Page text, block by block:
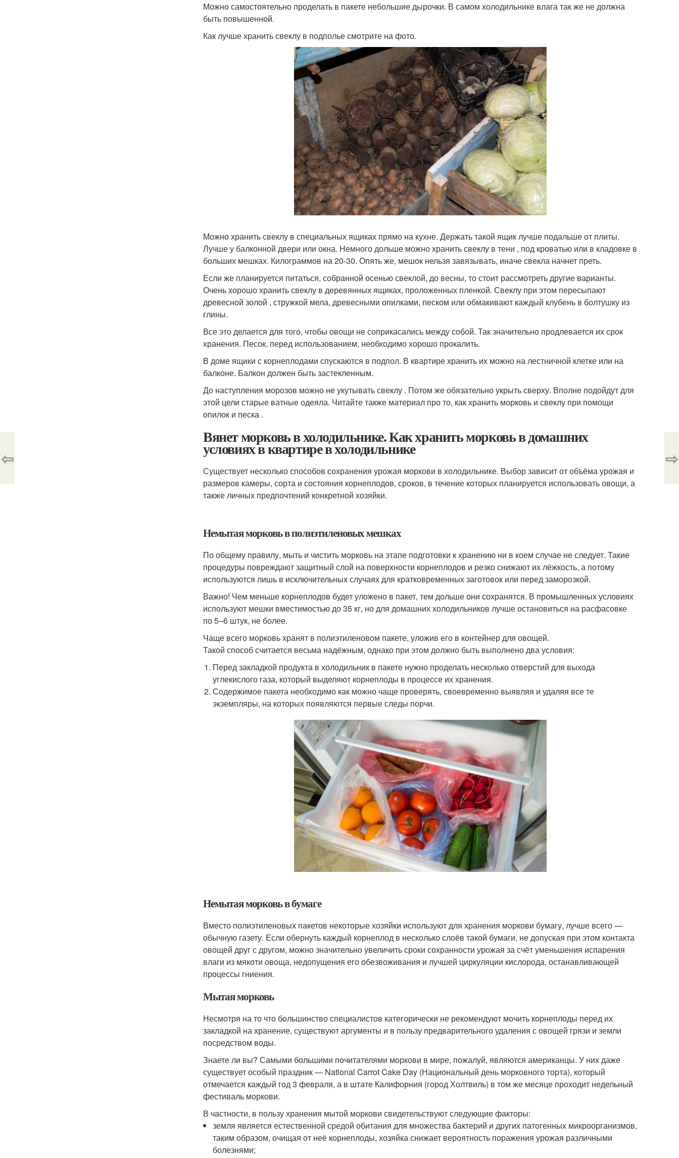
Можно самостоятельно проделать в пакете небольшие дырочки. В самом холодильнике влага так же не должна
быть повышенной.
Как лучше хранить свеклу в подполье смотрите на фото.
Можно хранить свеклу в специальных ящиках прямо на кухне. Держать такой ящик лучше подальше от плиты.
Лучше у балконной двери или окна. Немного дольше можно хранить свеклу в тени , под кроватью или в кладовке в
больших мешках. Килограммов на 20-30. Опять же, мешок нельзя завязывать, иначе свекла начнет преть.
Если же планируется питаться, собранной осенью свеклой, до весны, то стоит рассмотреть другие варианты.
Очень хорошо хранить свеклу в деревянных ящиках, проложенных пленкой. Свеклу при этом пересыпают
древесной золой , стружкой мела, древесными опилками, песком или обмакивают каждый клубень в болтушку из
глины.
Все это делается для того, чтобы овощи не соприкасались между собой. Так значительно продлевается их срок
хранения. Песок, перед использованием, необходимо хорошо прокалить.
В доме ящики с корнеплодами спускаются в подпол. В квартире хранить их можно на лестничной клетке или на
балконе. Балкон должен быть застекленным.
До наступления морозов можно не укутывать свеклу . Потом же обязательно укрыть сверху. Вполне подойдут для
этой цели старые ватные одеяла. Читайте также материал про то, как хранить морковь и свеклу при помощи
опилок и песка .
Вянет морковь в холодильнике. Как хранить морковь в домашних
условиях в квартире в холодильнике
Существует несколько способов сохранения урожая моркови в холодильнике. Выбор зависит от объёма урожая и
размеров камеры, сорта и состояния корнеплодов, сроков, в течение которых планируется использовать овощи, а
также личных предпочтений конкретной хозяйки.
Немытая морковь в полиэтиленовых мешках
По общему правилу, мыть и чистить морковь на этапе подготовки к хранению ни в коем случае не следует. Такие
процедуры повреждают защитный слой на поверхности корнеплодов и резко снижают их лёжкость, а потому
используются лишь в исключительных случаях для кратковременных заготовок или перед заморозкой.
Важно! Чем меньше корнеплодов будет уложено в пакет, тем дольше они сохранятся. В промышленных условиях
используют мешки вместимостью до 35 кг, но для домашних холодильников лучше остановиться на расфасовке
по 5–6 штук, не более.
Чаще всего морковь хранят в полиэтиленовом пакете, уложив его в контейнер для овощей.
Такой способ считается весьма надёжным, однако при этом должно быть выполнено два условия:
Перед закладкой продукта в холодильник в пакете нужно проделать несколько отверстий для выхода
углекислого газа, который выделяют корнеплоды в процессе их хранения.
Содержимое пакета необходимо как можно чаще проверять, своевременно выявляя и удаляя все те
экземпляры, на которых появляются первые следы порчи.
Немытая морковь в бумаге
Вместо полиэтиленовых пакетов некоторые хозяйки используют для хранения моркови бумагу, лучше всего —
обычную газету. Если обернуть каждый корнеплод в несколько слоёв такой бумаги, не допуская при этом контакта
овощей друг с другом, можно значительно увеличить сроки сохранности урожая за счёт уменьшения испарения
влаги из мякоти овоща, недопущения его обезвоживания и лучшей циркуляции кислорода, останавливающей
процессы гниения.
Мытая морковь
Несмотря на то что большинство специалистов категорически не рекомендуют мочить корнеплоды перед их
закладкой на хранение, существуют аргументы и в пользу предварительного удаления с овощей грязи и земли
посредством воды.
Знаете ли вы? Самыми большими почитателями моркови в мире, пожалуй, являются американцы. У них даже
существует особый праздник — National Carrot Cake Day (Национальный день морковного торта), который
отмечается каждый год 3 февраля, а в штате Калифорния (город Холтвиль) в том же месяце проходит недельный
фестиваль моркови.
В частности, в пользу хранения мытой моркови свидетельствуют следующие факторы:
земля является естественной средой обитания для множества бактерий и других патогенных микроорганизмов,
таким образом, очищая от неё корнеплоды, хозяйка снижает вероятность поражения урожая различными
болезнями;
⇦ ⇨